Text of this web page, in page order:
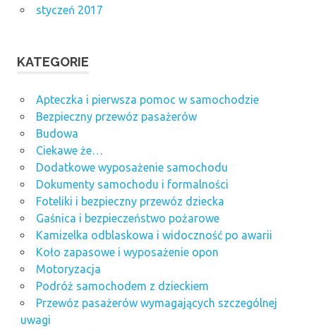
styczeń 2017
KATEGORIE
Apteczka i pierwsza pomoc w samochodzie
Bezpieczny przewóz pasażerów
Budowa
Ciekawe że…
Dodatkowe wyposażenie samochodu
Dokumenty samochodu i formalności
Foteliki i bezpieczny przewóz dziecka
Gaśnica i bezpieczeństwo pożarowe
Kamizelka odblaskowa i widoczność po awarii
Koło zapasowe i wyposażenie opon
Motoryzacja
Podróż samochodem z dzieckiem
Przewóz pasażerów wymagających szczególnej
uwagi